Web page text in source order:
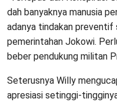
dah banyaknya manusia
adanya tindakan preventif
pemerintahan Jokowi.
beber pendukung militan
Seterusnya Willy
apresiasi setinggi-